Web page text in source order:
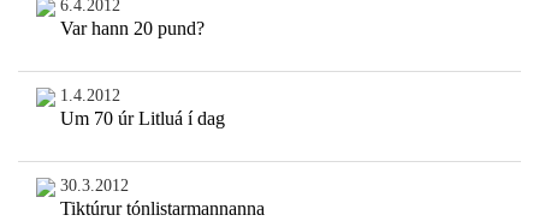
6.4.2012
Var hann 20 pund?
1.4.2012
Um 70 úr Litluá í dag
30.3.2012
Tiktúrur tónlistarmannanna